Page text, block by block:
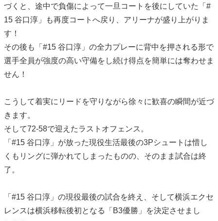
づくと、途中で負傷によって一旦コートを後にしていた「#
15 谷口淳」も再度コートへ戻り、アリーナが盛り上がりま
す！
その後も「#15 谷口淳」の全力プレーに背中を押される形で
選手全員が強度の高い守備をし続け得点を簡単には奪わせま
せん！
こうして着実にリードを守りながら徐々に歓喜の瞬間が近づ
きます。
そして72-58で迎えたラストオフェンス。
「#15 谷口淳」が放った現役生活最後の3Pシュートは惜し
くもリングに弾かれてしまったものの、そのまま試合は終
了。
「#15 谷口淳」の現役最後の試合を終え、そして横浜エクセ
レンスは横浜移転後初となる「B3優勝」を決定させまし